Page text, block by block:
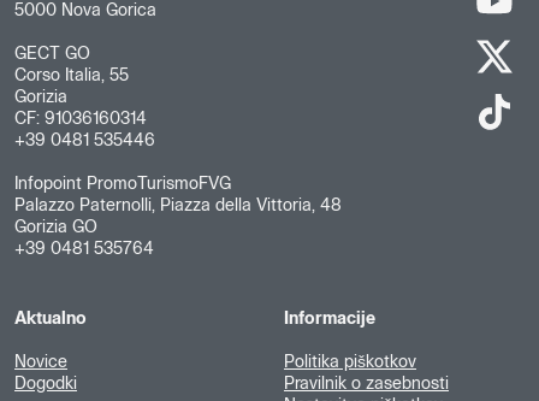
5000 Nova Gorica
GECT GO
Corso Italia, 55
Gorizia
CF: 91036160314
+39 0481 535446
Infopoint PromoTurismoFVG
Palazzo Paternolli, Piazza della Vittoria, 48
Gorizia GO
+39 0481 535764
Aktualno
Novice
Dogodki
Informacije
Politika piškotkov
Pravilnik o zasebnosti